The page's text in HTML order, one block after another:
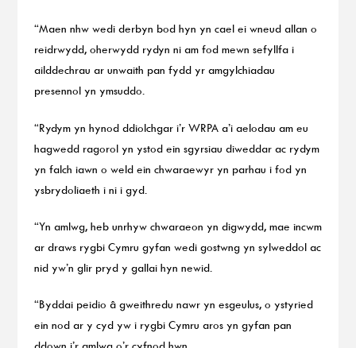
“Maen nhw wedi derbyn bod hyn yn cael ei wneud allan o
reidrwydd, oherwydd rydyn ni am fod mewn sefyllfa i
ailddechrau ar unwaith pan fydd yr amgylchiadau
presennol yn ymsuddo.
“Rydym yn hynod ddiolchgar i’r WRPA a’i aelodau am eu
hagwedd ragorol yn ystod ein sgyrsiau diweddar ac rydym
yn falch iawn o weld ein chwaraewyr yn parhau i fod yn
ysbrydoliaeth i ni i gyd.
“Yn amlwg, heb unrhyw chwaraeon yn digwydd, mae incwm
ar draws rygbi Cymru gyfan wedi gostwng yn sylweddol ac
nid yw’n glir pryd y gallai hyn newid.
“Byddai peidio â gweithredu nawr yn esgeulus, o ystyried
ein nod ar y cyd yw i rygbi Cymru aros yn gyfan pan